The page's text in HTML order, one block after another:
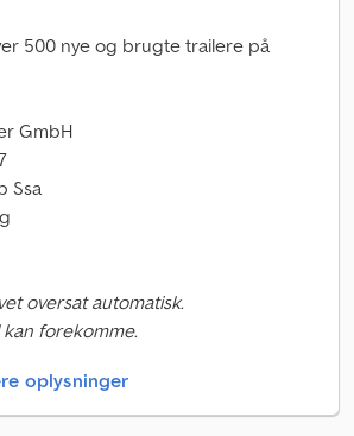
500 nye og brugte trailere på
GmbH
Ssa
oversat automatisk.
forekomme.
oplysninger